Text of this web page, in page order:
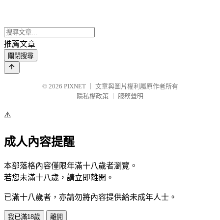
推薦文章
關閉搜尋
© 2026 PIXNET
文章與圖片權利屬原作者所有
隱私權政策
服務聲明
⚠️
成人內容提醒
本部落格內容僅限年滿十八歲者瀏覽。
若您未滿十八歲，請立即離開。
已滿十八歲者，亦請勿將內容提供給未成年人士。
我已滿18歲 離開